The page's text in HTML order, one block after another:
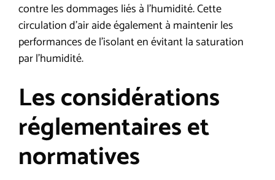
contre les dommages liés à l’humidité. Cette
circulation d’air aide également à maintenir les
performances de l’isolant en évitant la saturation
par l’humidité.
Les considérations
réglementaires et
normatives